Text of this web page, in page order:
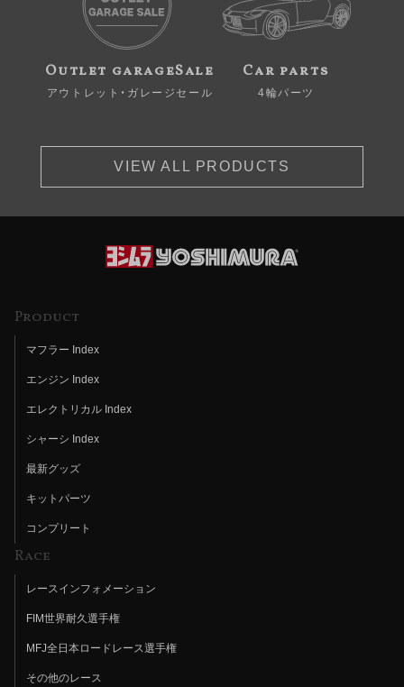
Outlet garageSale
アウトレット・ガレージセール
Car parts
4輪パーツ
VIEW ALL PRODUCTS
Product
マフラー Index
エンジン Index
エレクトリカル Index
シャーシ Index
最新グッズ
キットパーツ
コンプリート
Race
レースインフォメーション
FIM世界耐久選手権
MFJ全日本ロードレース選手権
その他のレース